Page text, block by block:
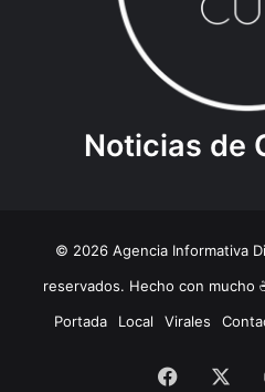
Noticias de
© 2026 Agencia Informativa
reservados. Hecho con mucho
Portada
Local Virales